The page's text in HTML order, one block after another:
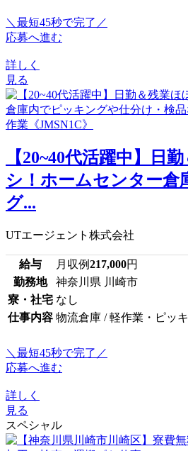
＼最短45秒で完了／
応募へ進む
詳しく
見る
【20~40代活躍中】日
シ！ホームセンター倉
グ...
UTエージェント株式会社
給与 月収例217,000円
勤務地
神奈川県 川崎市
寮・社宅 なし
仕事内容 物流倉庫 / 軽作業・ピッ
＼最短45秒で完了／
応募へ進む
詳しく
見る
スペシャル